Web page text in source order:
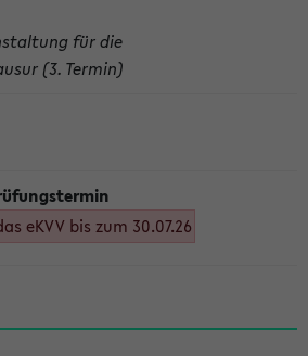
für die
(3. Termin)
eKVV bis zum 30.07.26